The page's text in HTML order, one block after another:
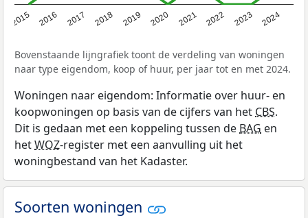
2015 2016 2017 2018 2019 2020 2021 2022 2023 2024
Bovenstaande lijngrafiek toont de verdeling van woningen
naar type eigendom, koop of huur, per jaar tot en met 2024.
Woningen naar eigendom: Informatie over huur- en
koopwoningen op basis van de cijfers van hetCBS.
Dit is gedaan met een koppeling tussen deBAG en
hetWOZ-register met een aanvulling uit het
woningbestand van het Kadaster.
Soorten woningen